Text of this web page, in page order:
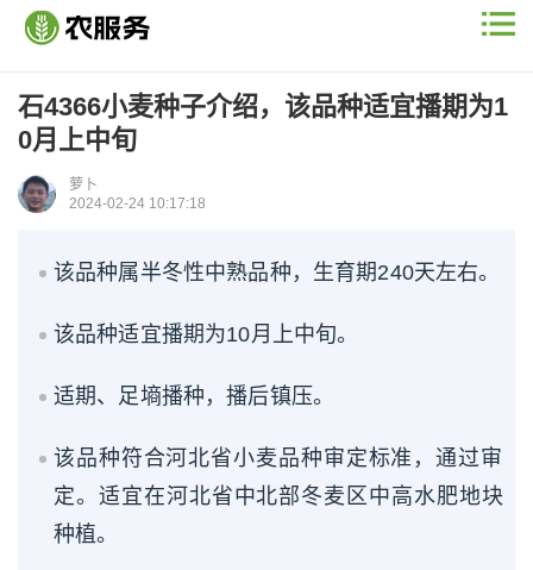
石4366小麦种子介绍，该品种适宜播期为1
0月上中旬
萝卜
2024-02-24 10:17:18
该品种属半冬性中熟品种，生育期240天左右。
该品种适宜播期为10月上中旬。
适期、足墒播种，播后镇压。
该品种符合河北省小麦品种审定标准，通过审
定。适宜在河北省中北部冬麦区中高水肥地块
种植。